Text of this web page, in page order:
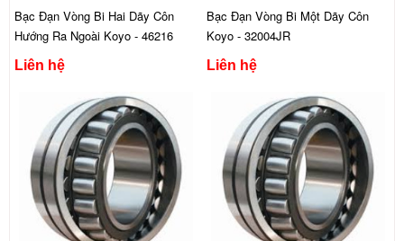
Bạc Đạn Vòng Bi Hai Dãy Côn
Hướng Ra Ngoài Koyo - 46216
Liên hệ
Bạc Đạn Vòng Bi Một Dãy Côn
Koyo - 32004JR
Liên hệ